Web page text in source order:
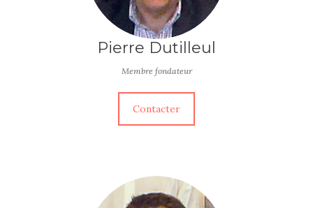
Pierre Dutilleul
Membre fondateur
Contacter